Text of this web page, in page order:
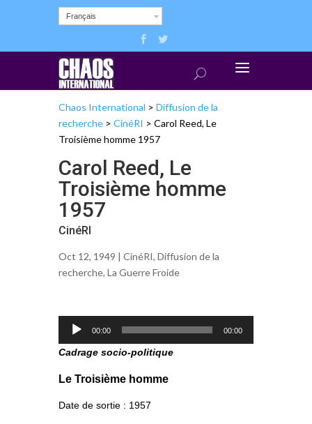
Français
Chaos International > Diffusion de la
recherche > CinéRI > Carol Reed, Le
Troisième homme 1957
Carol Reed, Le
Troisième homme
1957
CinéRI
Oct 12, 1949 | CinéRI, Diffusion de la
recherche, La Guerre Froide
Lecteur
00:00 00:00
Cadrage socio-politique
Le Troisième homme
Date de sortie : 1957